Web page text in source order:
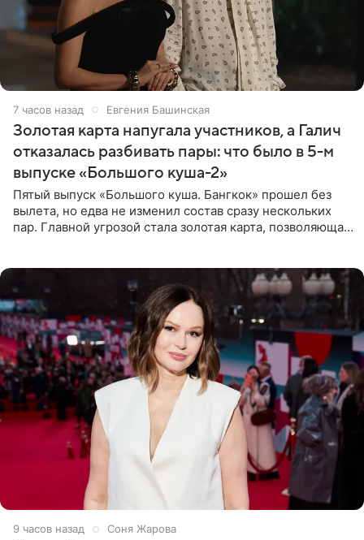
7 часов назад Евгения Башинская
Золотая карта напугала участников, а Галич
отказалась разбивать пары: что было в 5-м
выпуске «Большого куша-2»
Пятый выпуск «Большого куша. Бангкок» прошел без
вылета, но едва не изменил состав сразу нескольких
пар. Главной угрозой стала золотая карта, позволяющая
9 часов назад Соня Жарова